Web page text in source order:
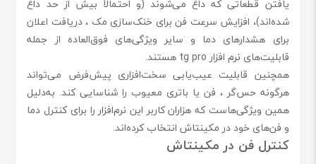
یافتن قطعاتی که داغ می‌شوند (و احتمالاً بیش از حد داغ
شده‌اند)، افزایش سرعت فن برای خنک‌سازی مک ، دریافت اعلان
برای هشدارهای دما و سایر ویژگی‌های فوق‌العاده از جمله
قابلیت‌های نرم افزار tg pro هستند.
همچنین قابلیت عیب‌یابی سخت‌افزاری پیش‌فرض می‌تواند
هرگونه حس‌گر ، فن یا باتری معیوب را شناسایی کند. به‌دلیل
همین ویژگی‌هاست که هزاران کاربر این نرم‌افزار را برای کنترل دما
و فن‌های خود در مکینتاش انتخاب کرده‌اند.
کنترل فن‌ در مکینتاش